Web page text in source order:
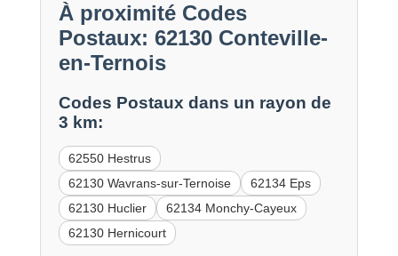
À proximité Codes
Postaux: 62130 Conteville-
en-Ternois
Codes Postaux dans un rayon de
3 km:
62550 Hestrus
62130 Wavrans-sur-Ternoise
62134 Eps
62130 Huclier
62134 Monchy-Cayeux
62130 Hernicourt